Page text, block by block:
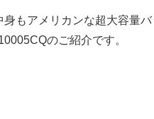
もアメリカンな超大容量
のご紹介です。